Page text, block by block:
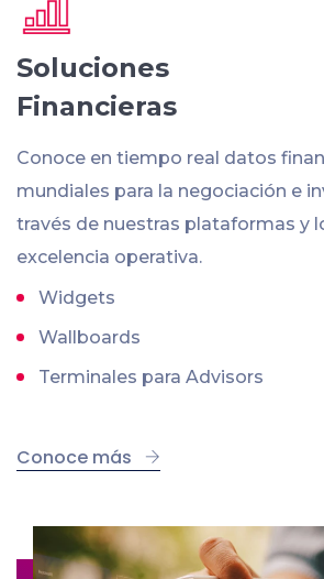
Soluciones
Financieras
Conoce en tiempo real datos
mundiales para la negociación e
través de nuestras plataformas y
excelencia operativa.
Widgets
Wallboards
Terminales para Advisors
Conoce más